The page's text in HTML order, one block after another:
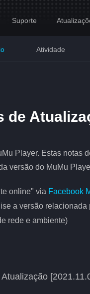
Suporte
Atividade
de
Player. Estas notas
versão do MuMu
online" via Facebook
a versão relacionada
rede e ambiente)